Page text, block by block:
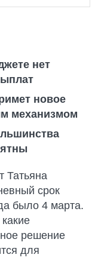
нет
новое
механизмом
Татьяна
срок
было 4 марта.
решение
для